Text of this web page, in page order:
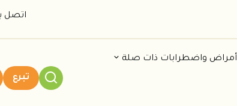
اتصل
أمراض واضطرابات ذات صلة
تبرع